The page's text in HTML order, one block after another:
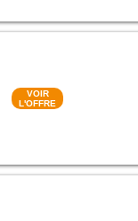
VOIR
L'OFFRE